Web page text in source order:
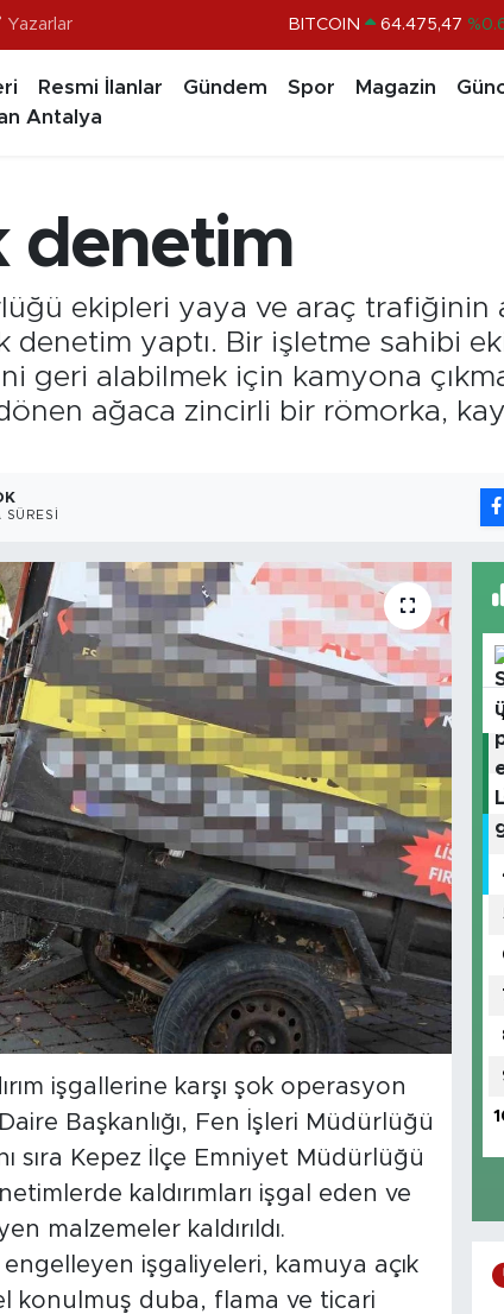
Yazarlar DOLAR 47,5971
BITCOIN
Resmi İlanlar Gündem Spor Magazin
Antalya
denetim
ekipleri yaya ve araç trafiğinin
denetim yaptı. Bir işletme sahibi
geri alabilmek için kamyona
ağaca zincirli bir römorka,
işgallerine karşı şok operasyon
Başkanlığı, Fen İşleri Müdürlüğü
sıra Kepez İlçe Emniyet Müdürlüğü
kaldırımları işgal eden ve
malzemeler kaldırıldı.
engelleyen işgaliyeleri, kamuya açık
konulmuş duba, flama ve ticari